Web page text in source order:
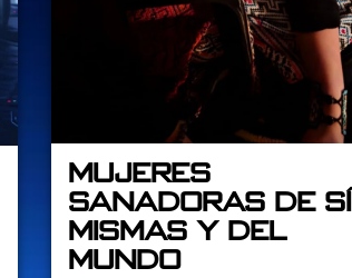
Mujeres
sanadoras de sí
mismas y del
mundo